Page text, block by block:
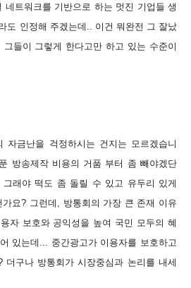
네트워크를 기반으로 하는 멋진 기업들 생
도 인정해 주겠는데.. 이건 뭐완전 그 잘났
들이 그렇게 한다고만 하고 있는 수준이
자금난을 걱정하시는 건지는 모르겠습니
방송제작 비용의 거품 부터 좀 빼야겠단
래야 떡도 좀 돌릴 수 있고 유두리 있게
요? 그런데, 방통회의 가장 큰 존재 이유
자 보호와 공익성을 높여 국민 모두의 혜
있는데... 중간광고가 이용자를 보호하고
더구나 방통회가 시장중심과 논리를 내세